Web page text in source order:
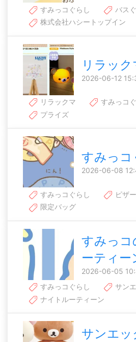
すみっコぐらし
バス
株式会社ハシートップイン
リラッ
2026-06-12
リラックマ
すみっコ
プライズ
すみっコ
2026-06-08
すみっコぐらし
ピザ
限定バッグ
すみっコ
ーティー
2026-06-05
すみっコぐらし
サン
ナイトルーティーン
サンエ